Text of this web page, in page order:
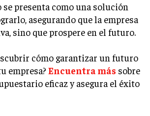
DIGITAL
PRODUCTOS
CORPORATIVA
presenta como una solución
asegurando que la empresa
sino que prospere en el futuro.
cómo garantizar un futuro
empresa? Encuentra más sobre
eficaz y asegura el éxito